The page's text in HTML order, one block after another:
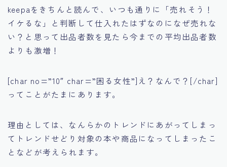
keepaをきちんと読んで、いつも通りに
「売れそう！
イケるな」
と判断して仕入れたはずなのになぜ売れな
い？と思って 出品者数を見たら今までの平均出品者数
よりも激増！
[char no=”10″ char=”困る女性”]え？なんで？[/char]
ってことがたまにあります。
理由としては、なんらかのトレンドにあがってしまっ
てトレンドせどり対象の本や商品になってしまったこ
となどが考えられます。